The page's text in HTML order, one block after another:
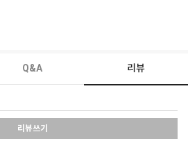
Q&A 리뷰
리뷰쓰기